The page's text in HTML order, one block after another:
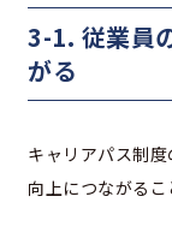
3-1. 従業員
がる
キャリアパス制
向上につながるこ